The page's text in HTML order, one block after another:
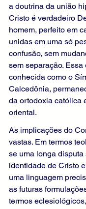
a doutrina da união
Cristo é verdadeiro
homem, perfeito em
unidas em uma só
confusão, sem
sem separação. Essa
conhecida como o
Calcedônia,
da ortodoxia católica
oriental.
As implicações do
vastas. Em termos
se uma longa disputa
identidade de Cristo
uma linguagem
as futuras
termos